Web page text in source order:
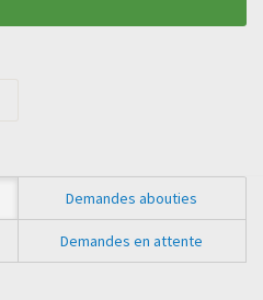
Demandes abouties
Demandes en attente